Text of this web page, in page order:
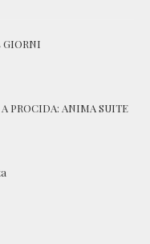
GIORNI
PROCIDA: ANIMA SUITE